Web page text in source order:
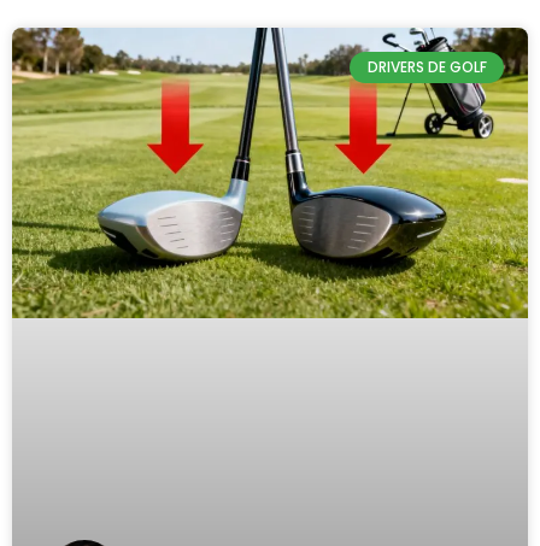
DRIVERS DE GOLF